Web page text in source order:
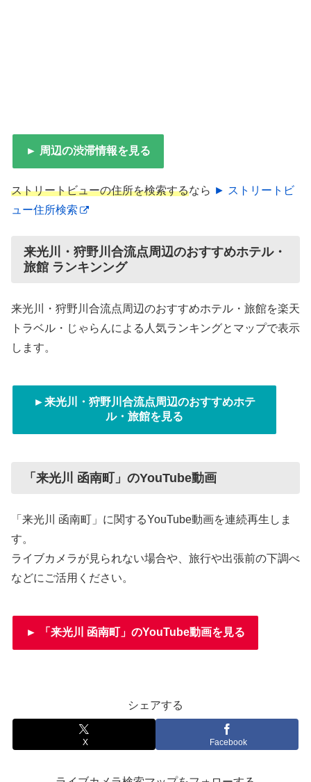
► 周辺の渋滞情報を見る
ストリートビューの住所を検索するなら ► ストリートビ
ュー住所検索
来光川・狩野川合流点周辺のおすすめホテル・
旅館 ランキンング
来光川・狩野川合流点周辺のおすすめホテル・旅館を楽天
トラベル・じゃらんによる人気ランキングとマップで表示
します。
►来光川・狩野川合流点周辺のおすすめホテ
ル・旅館を見る
「来光川 函南町」のYouTube動画
「来光川 函南町」に関するYouTube動画を連続再生しま
す。
ライブカメラが見られない場合や、旅行や出張前の下調べ
などにご活用ください。
► 「来光川 函南町」のYouTube動画を見る
シェアする
X Facebook